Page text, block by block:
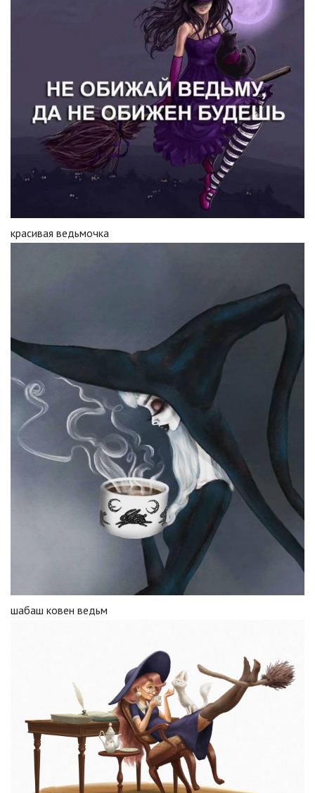
красивая ведьмочка
шабаш ковен ведьм